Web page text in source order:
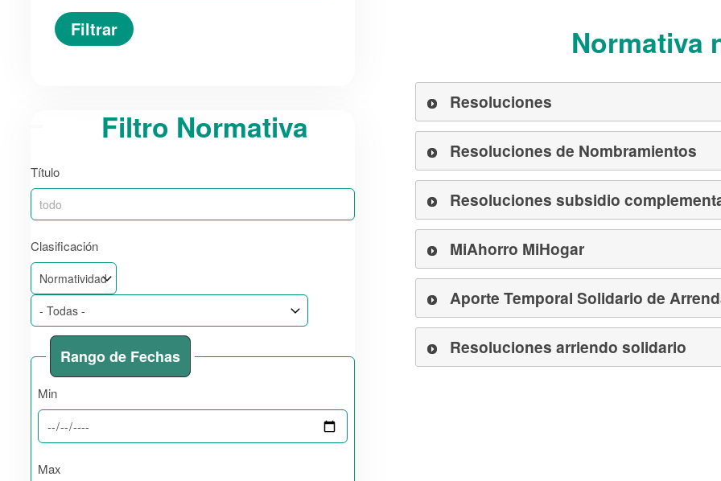
Normativa
Resoluciones
Resoluciones de Nombramientos
Resoluciones subsidio
MiAhorro MiHogar
Aporte Temporal Solidario de
Resoluciones arriendo solidario
Filtro Normativa
Título
Clasificación
Rango de Fechas
Min
Max